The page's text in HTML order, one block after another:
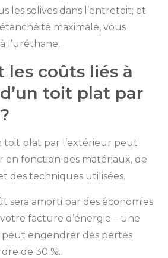
les solives dans l’entretoit; et
maximale, vous
l’uréthane.
les coûts liés à
toit plat par
toit plat par l’extérieur peut
en fonction des matériaux, de
des techniques utilisées.
sera amorti par des économies
facture d’énergie – une
peut engendrer des pertes
de 30 %.